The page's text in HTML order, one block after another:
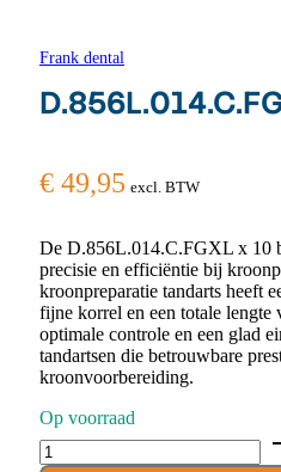
Frank dental
€ 49,95 excl. BTW
De D.856L.014.C.FGXL x 10
precisie en efficiëntie bij
kroonpreparatie tandarts heeft
fijne korrel en een totale
optimale controle en een glad
tandartsen die betrouwbare
kroonvoorbereiding.
Op voorraad
D.856L.014.C.FGXL
x